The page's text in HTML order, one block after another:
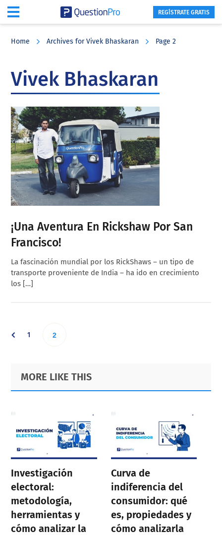
REGÍSTRATE GRATIS
Home Archives for Vivek Bhaskaran Page 2
Vivek Bhaskaran
¡Una Aventura En Rickshaw Por San
Francisco!
La fascinación mundial por los RickShaws – un tipo de
transporte proveniente de India – ha ido en crecimiento
los […]
Go
page
1 Go
page
2
Primary
Sidebar
Footer
MORE LIKE THIS
Investigación
electoral:
metodología,
herramientas y
cómo analizar la
Curva de
indiferencia del
consumidor: qué
es, propiedades y
cómo analizarla